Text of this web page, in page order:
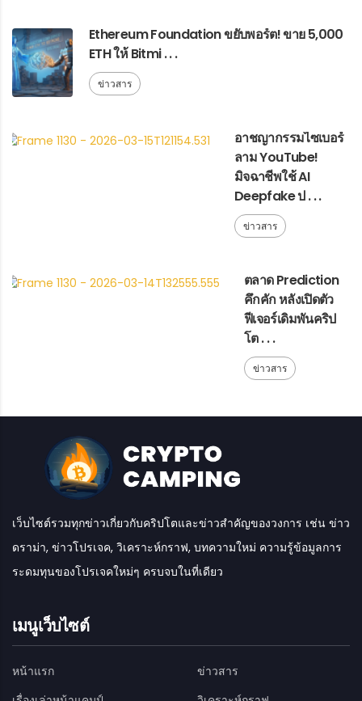
Ethereum Foundation ขยับพอร์ต! ขาย 5,000
ETH ให้ Bitmi . . .
ข่าวสาร
อาชญากรรมไซเบอร์
ลาม YouTube!
มิจฉาชีพใช้ AI
Deepfake ป . . .
ข่าวสาร
ตลาด Prediction
คึกคัก หลังเปิดตัว
ฟีเจอร์เดิมพันคริป
โต . . .
ข่าวสาร
เว็บไซต์รวมทุกข่าวเกี่ยวกับคริปโตและข่าวสำคัญของวงการ เช่น ข่าว
ดราม่า, ข่าวโปรเจค, วิเคราะห์กราฟ, บทความใหม่ ความรู้ข้อมูลการ
ระดมทุนของโปรเจคใหม่ๆ ครบจบในที่เดียว
เมนูเว็บไซต์
หน้าแรก
ข่าวสาร